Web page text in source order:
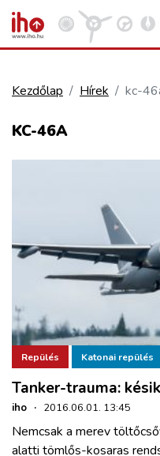
ELLÁTÁSI LÁNC
ZÖLDÚT
HAJÓZÁS
BLOG
Kezdőlap Hírek kc-
KC-46A
Repülés Katonai repülés
Tanker-trauma:
iho · 2016.06.01. 13:45
Nemcsak a merev
alatti tömlős-kosaras